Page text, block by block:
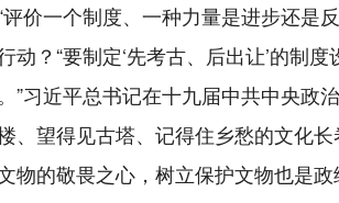
价一个制度、一种力量是进步还是
动？“要制定‘先考古、后出让’的制
”习近平总书记在十九届中共中央政
、望得见古塔、记得住乡愁的文化
物的敬畏之心，树立保护文物也是政